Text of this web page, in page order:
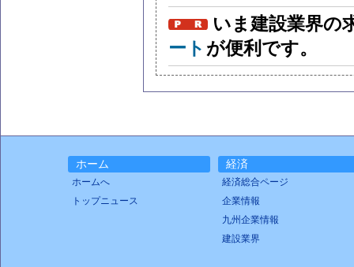
いま建設業界の
ート が便利です。
ホーム
ホームへ
トップニュース
経済
経済総合ページ
企業情報
九州企業情報
建設業界